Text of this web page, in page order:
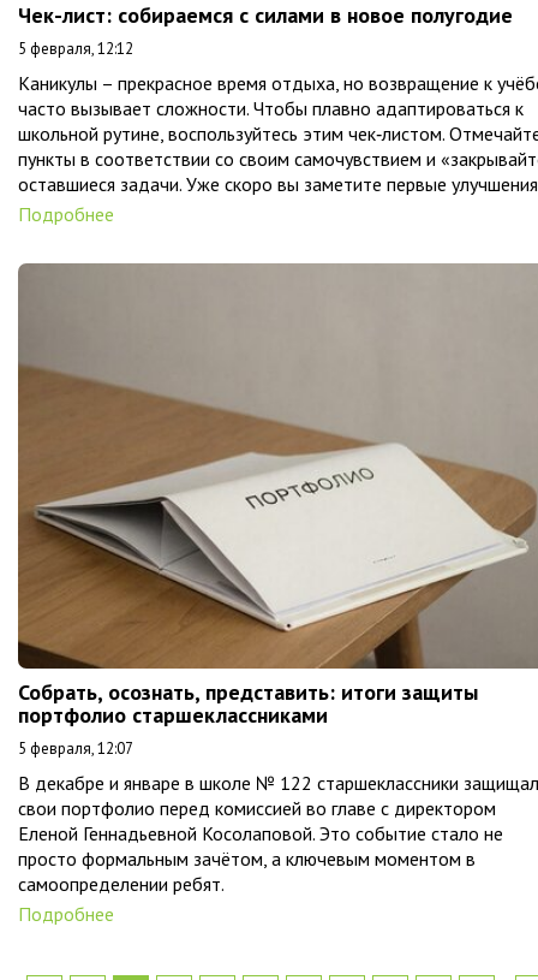
Чек-лист: собираемся с силами в новое полугодие
5 февраля, 12:12
Каникулы – прекрасное время отдыха, но возвращение к
часто вызывает сложности. Чтобы плавно адаптироваться к
школьной рутине, воспользуйтесь этим чек‑листом.
пункты в соответствии со своим самочувствием и
оставшиеся задачи. Уже скоро вы заметите первые
Подробнее
Собрать, осознать, представить: итоги защиты
портфолио старшеклассниками
5 февраля, 12:07
В декабре и январе в школе № 122 старшеклассники
свои портфолио перед комиссией во главе с директором
Еленой Геннадьевной Косолаповой. Это событие стало не
просто формальным зачётом, а ключевым моментом в
самоопределении ребят.
Подробнее